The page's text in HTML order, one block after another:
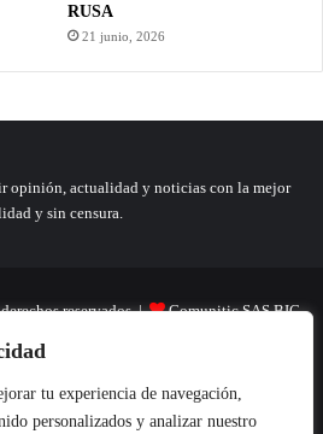
tu experiencia de navegación,
personalizados y analizar nuestro
RUSA
21 junio, 2026
opinión, actualidad y noticias con la mejor
y sin censura.
reservados | Comunitic SAS BIC
Nit 901228106
Opinion Turismo Deportes
Caricaturas Reportajes